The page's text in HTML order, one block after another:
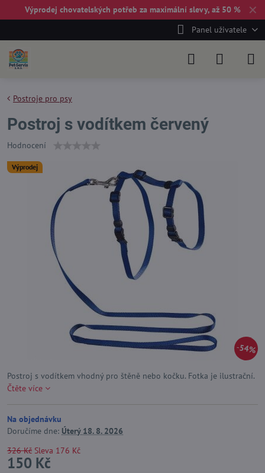
✕
Výprodej chovatelských potřeb za maximální slevy, až 50 %
Panel uživatele
Výprodej
54%
Postroje pro psy
Postroj s vodítkem červený
Hodnocení
Postroj s vodítkem vhodný pro štěně nebo kočku. Fotka je ilustrační.
Čtěte více
Na objednávku
Doručíme dne: Úterý18. 8. 2026
326 Kč Sleva 176 Kč
150 Kč